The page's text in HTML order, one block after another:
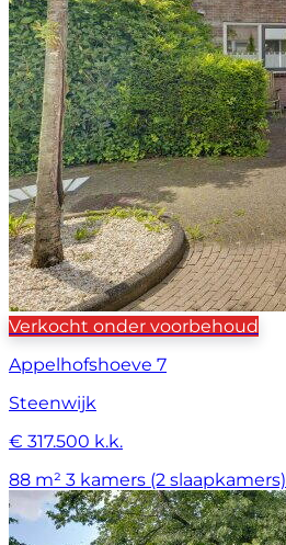
Verkocht onder voorbehoud
Appelhofshoeve 7
Steenwijk
€ 317.500 k.k.
88 m² 3 kamers (2 slaapkamers)